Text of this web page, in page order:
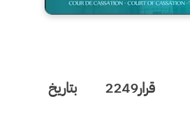
قرار2249 بتاريخ